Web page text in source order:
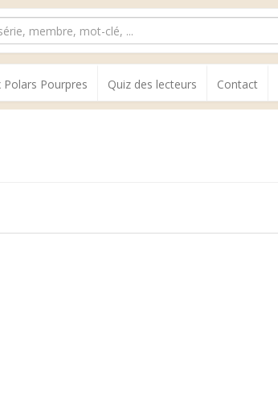
Polars Pourpres Quiz des lecteurs Contact